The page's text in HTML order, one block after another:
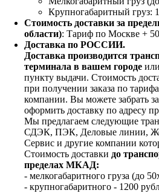
Крупногабаритный груз:
Стоимость доставки за
области): Тариф по Москве +
Доставка по РОССИИ.
Доставка производится
терминала в вашем городе
пункту выдачи. Стоимость
при получении заказа по
компании. Вы можете забрать
оформить доставку по адресу
Мы предлагаем следующие
СДЭК, ПЭК, Деловые линии,
Сервис и другие компании
Стоимость доставки до
пределах МКАД:
- мелкогабаритного груза (до
- крупногабаритного - 1200